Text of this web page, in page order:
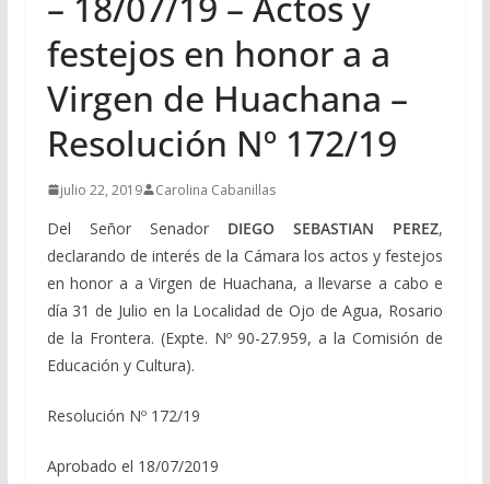
festejos en honor a a
Virgen de Huachana –
Resolución Nº 172/19
julio 22, 2019 Carolina Cabanillas
Del Señor Senador DIEGO SEBASTIAN PEREZ,
declarando de interés de la Cámara los actos y festejos
en honor a a Virgen de Huachana, a llevarse a cabo e
día 31 de Julio en la Localidad de Ojo de Agua, Rosario
de la Frontera. (Expte. Nº 90-27.959, a la Comisión de
Educación y Cultura).
Resolución Nº 172/19
Aprobado el 18/07/2019